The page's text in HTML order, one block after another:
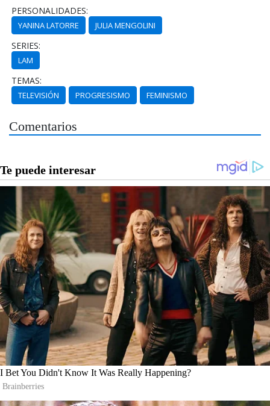
PERSONALIDADES:
YANINA LATORRE JULIA MENGOLINI
SERIES:
LAM
TEMAS:
TELEVISIÓN PROGRESISMO FEMINISMO
Comentarios